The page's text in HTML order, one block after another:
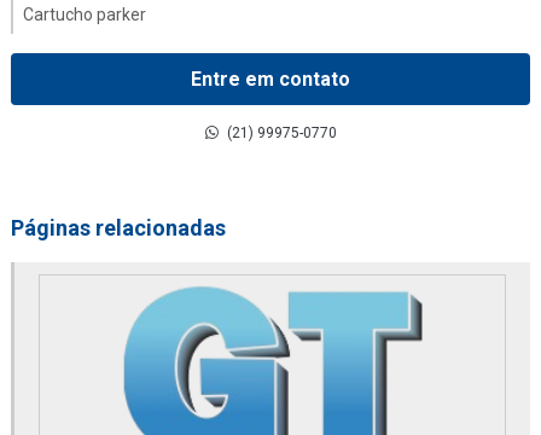
Cartucho parker
Comandos hidráulicos
Distribuidor de 2020pm or
Distribuidor de 2040pm or
Distribuidor alfa laval
Entre em contato
(21) 99975-0770
Páginas relacionadas